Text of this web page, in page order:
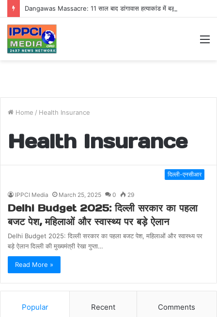
Home / Health Insurance
Health Insurance
दिल्ली-एनसीआर
IPPCI Media March 25, 2025 0 29
Delhi Budget 2025: दिल्ली सरकार का पहला
बजट पेश, महिलाओं और स्वास्थ्य पर बड़े ऐलान
Delhi Budget 2025: दिल्ली सरकार का पहला बजट पेश, महिलाओं और स्वास्थ्य पर
बड़े ऐलान दिल्ली की मुख्यमंत्री रेखा गुप्ता…
Read More »
Popular Recent Comments